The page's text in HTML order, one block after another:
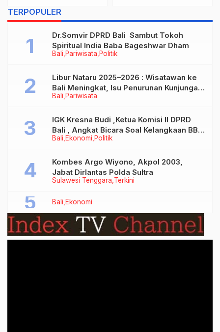
Adminduk di
TERPOPULER
Bali Pariwisata Politik
Dr.Somvir DPRD Bali Sambut Tokoh
Spiritual India Baba Bageshwar Dham
Bali Pariwisata
Libur Nataru 2025–2026 : Wisatawan ke
Bali Meningkat, Isu Penurunan Kunjungan
Tidak Benar
Bali Ekonomi Politik
IGK Kresna Budi ,Ketua Komisi II DPRD
Bali , Angkat Bicara Soal Kelangkaan BBM
Bersubsidi Jenis Solar
Sulawesi Tenggara Terkini
Kombes Argo Wiyono, Akpol 2003,
Jabat Dirlantas Polda Sultra
Bali Ekonomi